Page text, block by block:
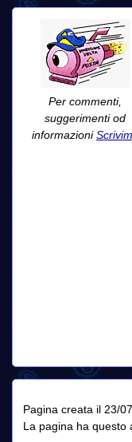
Per commenti,
suggerimenti od
informazioni
Pagina creata il 23/
La pagina ha questo